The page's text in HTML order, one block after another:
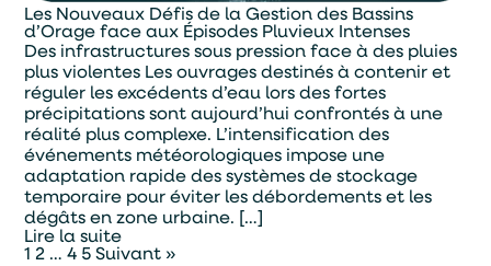
Les Nouveaux Défis de la Gestion des Bassins
d’Orage face aux Épisodes Pluvieux Intenses
Des infrastructures sous pression face à des pluies
plus violentes Les ouvrages destinés à contenir et
réguler les excédents d’eau lors des fortes
précipitations sont aujourd’hui confrontés à une
réalité plus complexe. L’intensification des
événements météorologiques impose une
adaptation rapide des systèmes de stockage
temporaire pour éviter les débordements et les
dégâts en zone urbaine. […]
Lire la suite
1 2 … 4 5 Suivant »